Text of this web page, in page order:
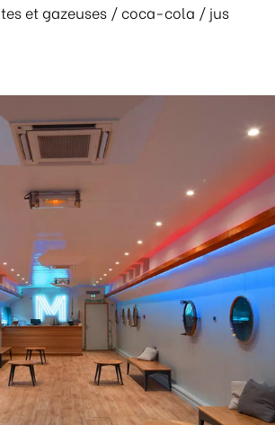
et gazeuses / coca-cola / jus